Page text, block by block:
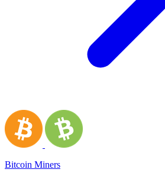
Bitcoin Miners